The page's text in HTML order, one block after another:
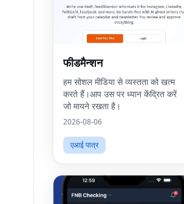
फीडमैन्शन
हम सोशल मीडिया से व्यस्तता को खत्म
करते हैं।आप उस पर ध्यान केंद्रित करें
जो मायने रखता है।
2026-08-06
एआई पात्र